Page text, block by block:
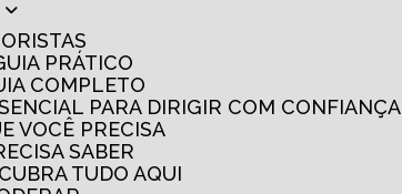
PRÁTICO
COMPLETO
PARA DIRIGIR COM CONFIANÇA
VOCÊ PRECISA
SABER
TUDO AQUI